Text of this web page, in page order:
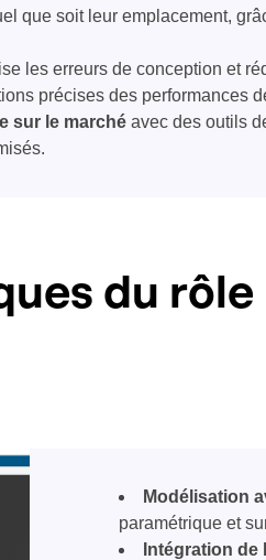
que soit leur emplacement,
les erreurs de conception et
précises des performances
sur le marché avec des outils
du
Modélisation
paramétrique et
Intégration de